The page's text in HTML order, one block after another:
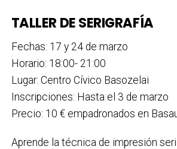
TALLER DE SERIGRAFÍA
Fechas: 17 y 24 de marzo
Horario: 18:00- 21:00
Lugar: Centro Cívico Basozelai
Inscripciones: Hasta el 3 de marzo
Precio: 10 € empadronados en
Aprende la técnica de impresión